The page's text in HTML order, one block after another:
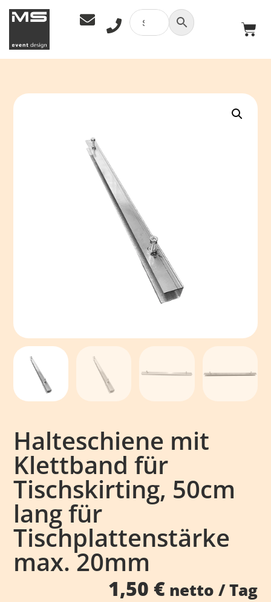
Halteschiene mit
Klettband für
Tischskirting, 50cm
lang für
Tischplattenstärke
max. 20mm
1,50 €netto / Tag